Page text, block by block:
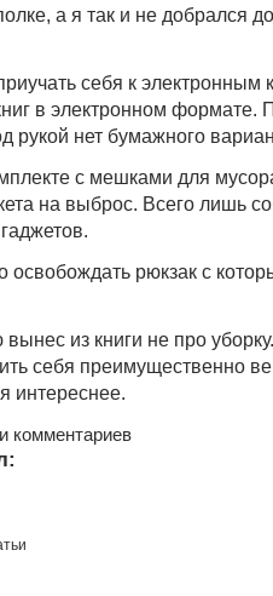
а я так и не добрался
себя к электронным
в электронном формате.
рукой нет бумажного
с мешками для
на выброс. Всего лишь
рюкзак с
из книги не про
себя преимущественно
интереснее.
комментариев